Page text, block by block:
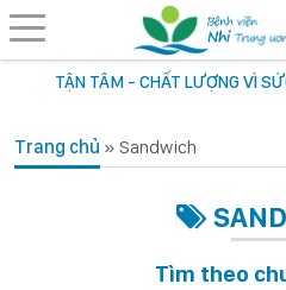
TẬN TÂM - CHẤT LƯỢNG VÌ
Trang chủ » Sandwich
Tìm theo